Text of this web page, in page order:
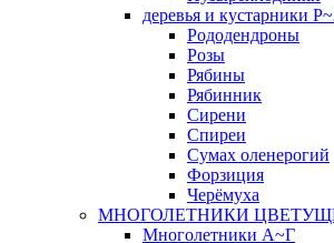
деревья и кустарники
Рододендроны
Розы
Рябины
Рябинник
Сирени
Спиреи
Сумах оленерогий
Форзиция
Черёмуха
МНОГОЛЕТНИКИ
Многолетники А~Г